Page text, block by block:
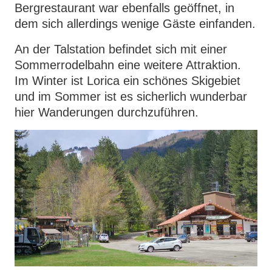
Bergrestaurant war ebenfalls geöffnet, in
dem sich allerdings wenige Gäste einfanden.
An der Talstation befindet sich mit einer
Sommerrodelbahn eine weitere Attraktion.
Im Winter ist Lorica ein schönes Skigebiet
und im Sommer ist es sicherlich wunderbar
hier Wanderungen durchzuführen.